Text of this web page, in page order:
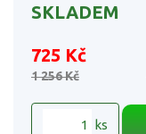
SKLADEM
725 Kč
1 256 Kč
ks